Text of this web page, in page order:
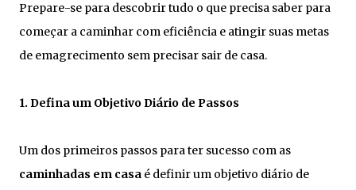
Prepare-se para descobrir tudo o que precisa saber para
começar a caminhar com eficiência e atingir suas metas
de emagrecimento sem precisar sair de casa.
1. Defina um Objetivo Diário de Passos
Um dos primeiros passos para ter sucesso com as
caminhadas em casa é definir um objetivo diário de